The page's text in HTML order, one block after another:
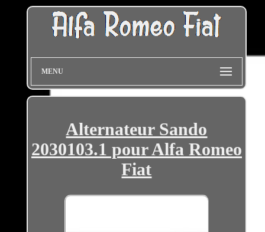
MENU
Alternateur Sando
2030103.1 pour Alfa Romeo
Fiat